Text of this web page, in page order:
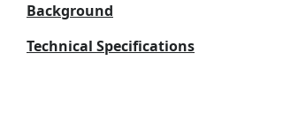
Background
Technical Specifications